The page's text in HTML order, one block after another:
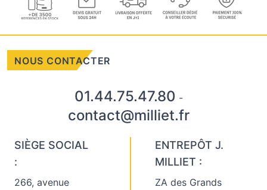
NOUS CONTACTER
01.44.75.47.80 -
contact@milliet.fr
SIÈGE SOCIAL
:
266, avenue
ENTREPÔT J.
MILLIET :
ZA des Grands